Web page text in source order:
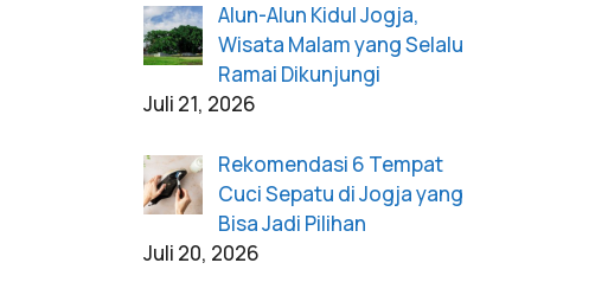
Alun-Alun Kidul Jogja,
Wisata Malam yang Selalu
Ramai Dikunjungi
Juli 21, 2026
Rekomendasi 6 Tempat
Cuci Sepatu di Jogja yang
Bisa Jadi Pilihan
Juli 20, 2026